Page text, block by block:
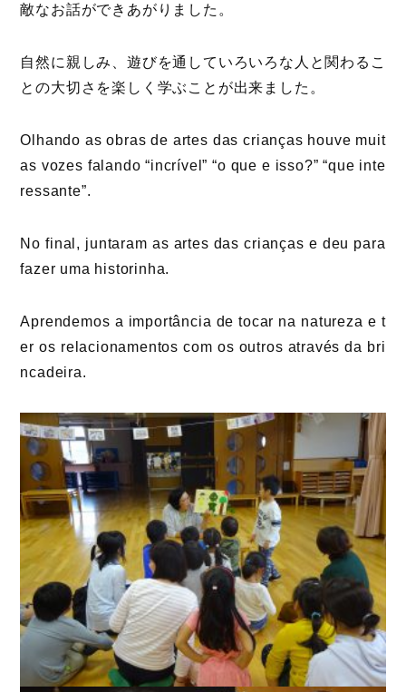
敵なお話ができあがりました。
自然に親しみ、遊びを通していろいろな人と関わるこ
との大切さを楽しく学ぶことが出来ました。
Olhando as obras de artes das crianças houve muit
as vozes falando “incrível” “o que e isso?” “que inte
ressante”.
No final, juntaram as artes das crianças e deu para
fazer uma historinha.
Aprendemos a importância de tocar na natureza e t
er os relacionamentos com os outros através da bri
ncadeira.